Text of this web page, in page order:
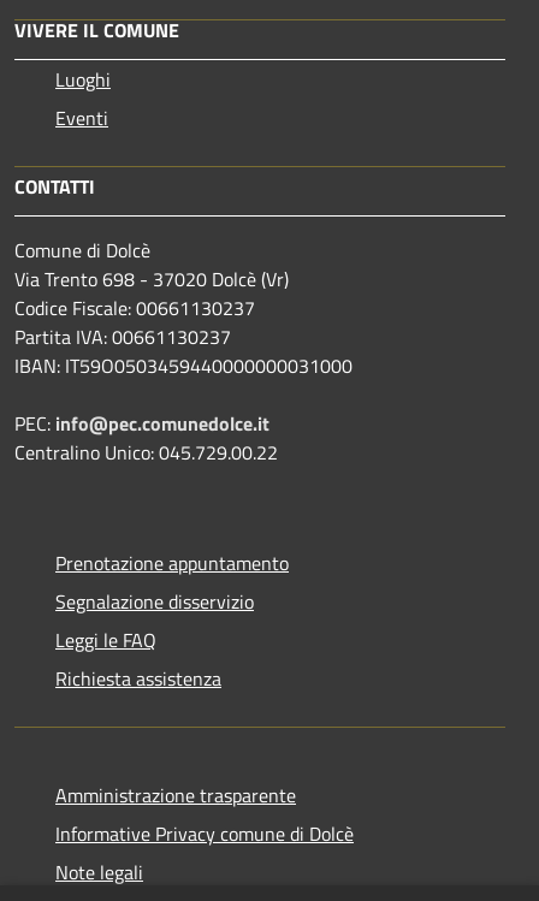
VIVERE IL COMUNE
Luoghi
Eventi
CONTATTI
Comune di Dolcè
Via Trento 698 - 37020 Dolcè (Vr)
Codice Fiscale: 00661130237
Partita IVA: 00661130237
IBAN: IT59O0503459440000000031000
PEC: info@pec.comunedolce.it
Centralino Unico: 045.729.00.22
Prenotazione appuntamento
Segnalazione disservizio
Leggi le FAQ
Richiesta assistenza
Amministrazione trasparente
Informative Privacy comune di Dolcè
Note legali